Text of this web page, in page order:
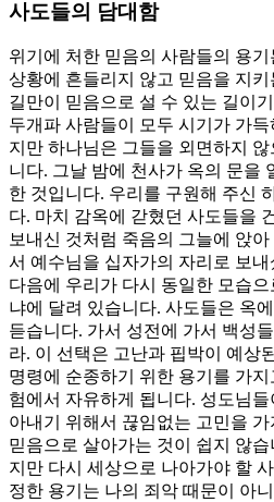
사도들의 담대함
위기에 처한 믿음의 사람들의 용
상황에 흔들리지 않고 믿음을 지
길만이 믿음으로 설 수 있는 길이
두개파 사람들이 모두 시기가 가
지만 하나님은 그들을 외면하지
니다. 그날 밤에 천사가 옥의 문을
한 것입니다. 우리를 구원해 주신
다. 마치 감옥에 갇혔던 사도들을
보내신 것처럼 죽음의 그늘에 앉
서 예수님을 십자가의 자리로 보
다음에 우리가 다시 동일한 모습
냐에 달려 있습니다. 사도들은 옥
듣습니다. 가서 성전에 가서 백성
라. 이 선택은 고난과 핍박이 예상
명령에 순종하기 위한 용기를 가
험에서 자유하게 됩니다. 성도님
아내기 위해서 끊임없는 고민을
믿음으로 살아가는 것이 쉽지 않
지만 다시 세상으로 나아가야 할
정한 용기는 나의 죄악 때문이 아